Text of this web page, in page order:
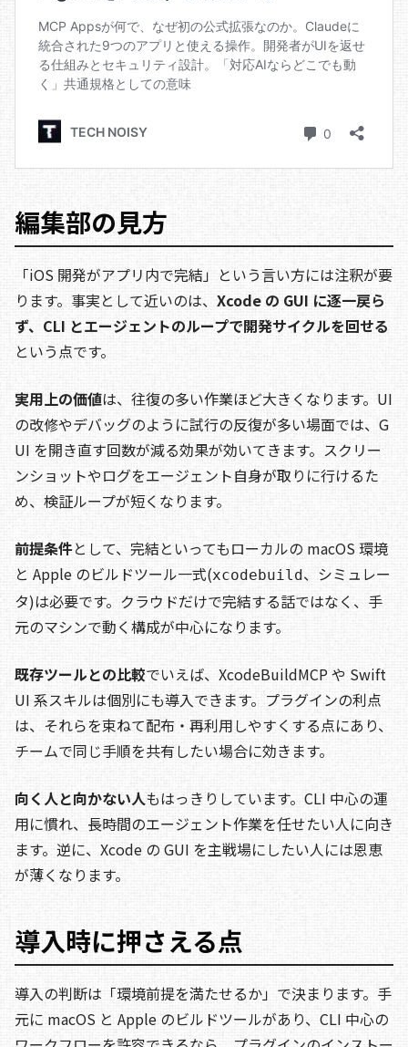
編集部の見方
「iOS 開発がアプリ内で完結」という言い方には注釈が要
ります。事実として近いのは、 Xcode の GUI に逐一戻ら
ず、CLI とエージェントのループで開発サイクルを回せる
という点です。
実用上の価値は、往復の多い作業ほど大きくなります。UI
の改修やデバッグのように試行の反復が多い場面では、G
UI を開き直す回数が減る効果が効いてきます。スクリー
ンショットやログをエージェント自身が取りに行けるた
め、検証ループが短くなります。
前提条件として、完結といってもローカルの macOS 環境
と Apple のビルドツール一式(xcodebuild 、シミュレー
タ)は必要です。クラウドだけで完結する話ではなく、手
元のマシンで動く構成が中心になります。
既存ツールとの比較でいえば、XcodeBuildMCP や Swift
UI 系スキルは個別にも導入できます。プラグインの利点
は、それらを束ねて配布・再利用しやすくする点にあり、
チームで同じ手順を共有したい場合に効きます。
向く人と向かない人もはっきりしています。CLI 中心の運
用に慣れ、長時間のエージェント作業を任せたい人に向き
ます。逆に、Xcode の GUI を主戦場にしたい人には恩恵
が薄くなります。
導入時に押さえる点
導入の判断は「環境前提を満たせるか」で決まります。手
元に macOS と Apple のビルドツールがあり、CLI 中心の